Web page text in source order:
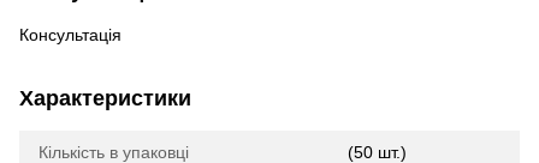
Консультація
Характеристики
Кількість в упаковці (50 шт.)